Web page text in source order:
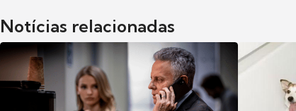
Notícias relacionadas